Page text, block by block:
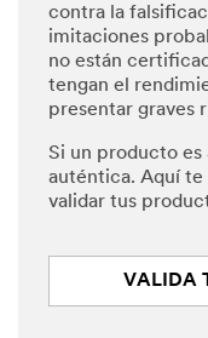
contra la
imitaciones
no están
tengan el
presentar graves
Si un producto
auténtica. Aquí te
validar tus
VALIDA